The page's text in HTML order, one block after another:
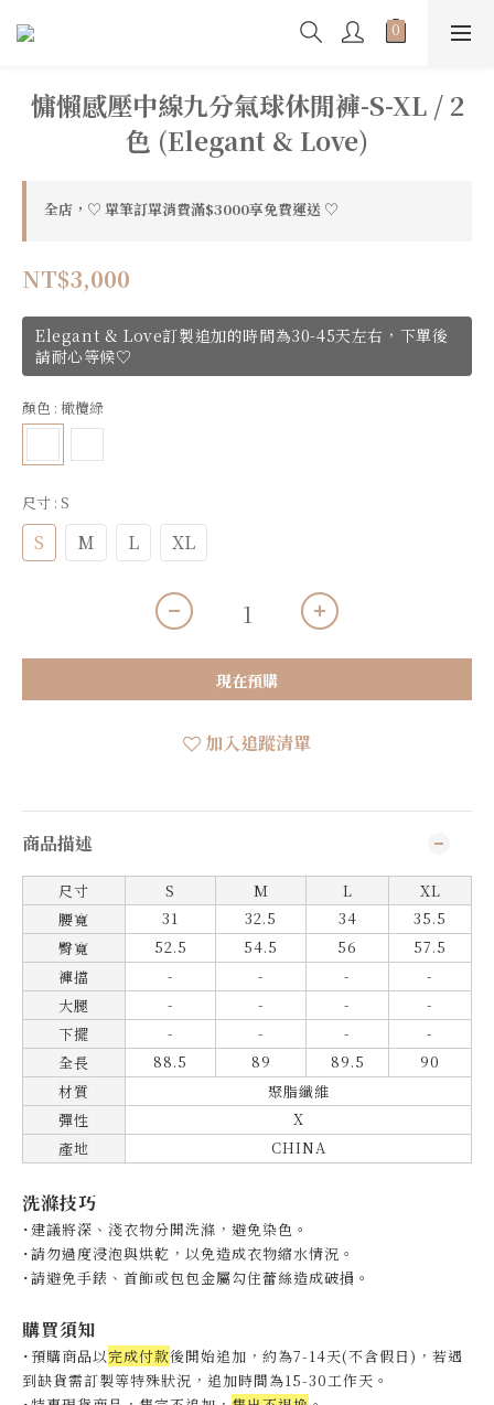
慵懶感壓中線九分氣球休閒褲-S-XL / 2
色 (Elegant & Love)
全店，♡ 單筆訂單消費滿$3000享免費運送 ♡
NT$3,000
Elegant & Love訂製追加的時間為30-45天左右，下單後
請耐心等候♡
顏色 : 橄欖綠
尺寸 : S
S M L XL
現在預購
加入追蹤清單
商品描述
尺寸 S M L
XL
腰寬
31 32.5 34
35.5
臀寬
52.5 54.5 56
57.5
褲擋
- - -
-
大腿
- - -
-
下擺
- - -
-
全長
88.5 89 89.5
90
材質
聚脂纖維
彈性
X
產地
CHINA
洗滌技巧
˙建議將深、淺衣物分開洗滌，避免染色。
˙請勿過度浸泡與烘乾，以免造成衣物縮水情況。
˙請避免手錶、首飾或包包金屬勾住蕾絲造成破損。
購買須知
˙預購商品以完成付款後開始追加，約為7-14天(不含假日)， 若遇
到缺貨需訂製等特殊狀況，追加時間為15-30工作天 。